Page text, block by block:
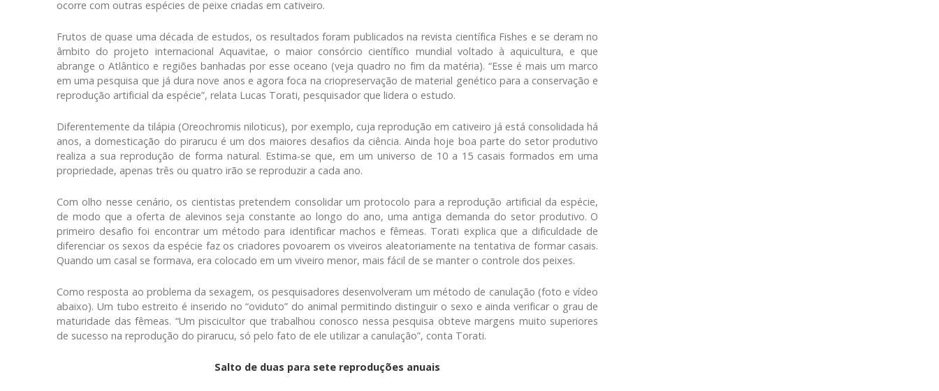
ocorre com outras espécies de peixe criadas em cativeiro.
Frutos de quase uma década de estudos, os resultados foram publicados na revista científica Fishes e se deram no
âmbito do projeto internacional Aquavitae, o maior consórcio científico mundial voltado à aquicultura, e que
abrange o Atlântico e regiões banhadas por esse oceano (veja quadro no fim da matéria). “Esse é mais um marco
em uma pesquisa que já dura nove anos e agora foca na criopreservação de material genético para a conservação e
reprodução artificial da espécie”, relata Lucas Torati, pesquisador que lidera o estudo.
Diferentemente da tilápia (Oreochromis niloticus), por exemplo, cuja reprodução em cativeiro já está consolidada há
anos, a domesticação do pirarucu é um dos maiores desafios da ciência. Ainda hoje boa parte do setor produtivo
realiza a sua reprodução de forma natural. Estima-se que, em um universo de 10 a 15 casais formados em uma
propriedade, apenas três ou quatro irão se reproduzir a cada ano.
Com olho nesse cenário, os cientistas pretendem consolidar um protocolo para a reprodução artificial da espécie,
de modo que a oferta de alevinos seja constante ao longo do ano, uma antiga demanda do setor produtivo. O
primeiro desafio foi encontrar um método para identificar machos e fêmeas. Torati explica que a dificuldade de
diferenciar os sexos da espécie faz os criadores povoarem os viveiros aleatoriamente na tentativa de formar casais.
Quando um casal se formava, era colocado em um viveiro menor, mais fácil de se manter o controle dos peixes.
Como resposta ao problema da sexagem, os pesquisadores desenvolveram um método de canulação (foto e vídeo
abaixo). Um tubo estreito é inserido no “oviduto” do animal permitindo distinguir o sexo e ainda verificar o grau de
maturidade das fêmeas. “Um piscicultor que trabalhou conosco nessa pesquisa obteve margens muito superiores
de sucesso na reprodução do pirarucu, só pelo fato de ele utilizar a canulação”, conta Torati.
Salto de duas para sete reproduções anuais